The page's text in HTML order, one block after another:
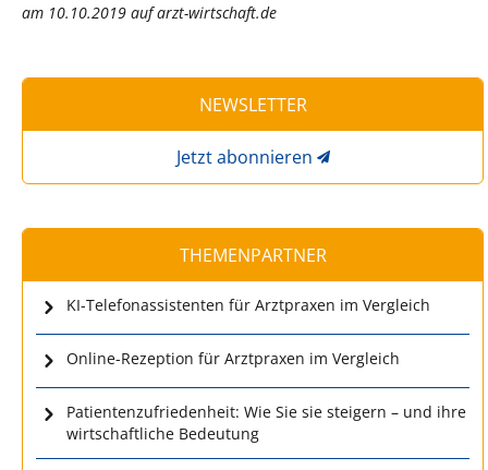
am 10.10.2019 auf arzt-wirtschaft.de
NEWSLETTER
Jetzt abonnieren
THEMENPARTNER
KI-Telefonassistenten für Arztpraxen im Vergleich
Online-Rezeption für Arztpraxen im Vergleich
Patientenzufriedenheit: Wie Sie sie steigern – und ihre
wirtschaftliche Bedeutung